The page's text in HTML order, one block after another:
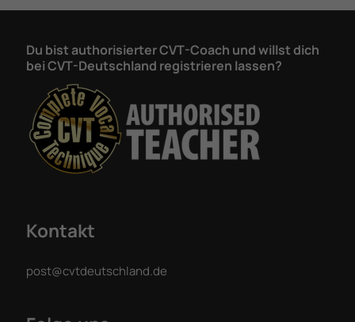
Du bist authorisierter CVT-Coach und willst dich
bei CVT-Deutschland registrieren lassen?
Kontakt
post@cvtdeutschland.de